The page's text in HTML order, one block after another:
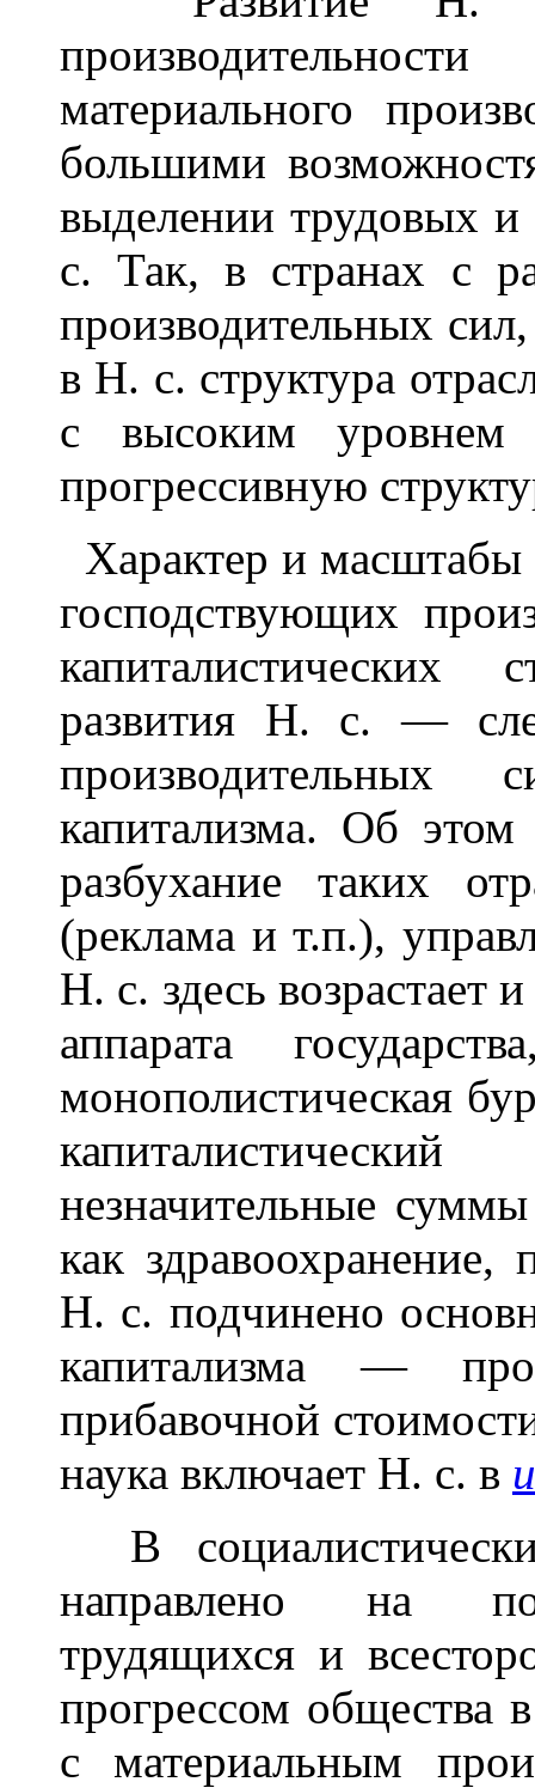
материального
большими
выделении трудовых
с. Так, в странах с
производительных
в Н. с. структура
с высоким
прогрессивную
Характер и масштабы
господствующих
капиталистических
развития Н. с. —
капитализма. Об этом
разбухание таких
(реклама и т.п.),
Н. с. здесь возрастает
аппарата
монополистическая
незначительные
как здравоохранение,
Н. с. подчинено
капитализма —
прибавочной
наука включает Н. с. в
В
направлено на
трудящихся и
прогрессом общества
с материальным